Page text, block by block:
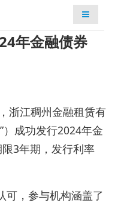
检索
年金融债券
浙江稠州金融租赁有
）成功发行2024年金
3年期，发行利率
可，参与机构涵盖了